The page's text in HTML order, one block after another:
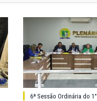
6ª Sessão Ordinária do